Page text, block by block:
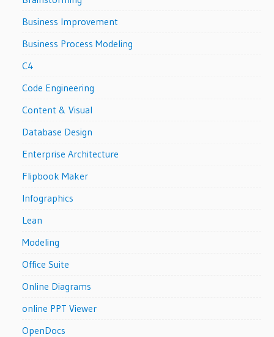
Business Improvement
Business Process Modeling
C4
Code Engineering
Content & Visual
Database Design
Enterprise Architecture
Flipbook Maker
Infographics
Lean
Modeling
Office Suite
Online Diagrams
online PPT Viewer
OpenDocs